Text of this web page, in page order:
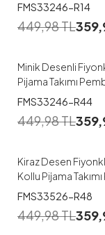
FMS33246-R14
449,98TL
M L XL
Minik Desenli
Pijama Takımı
FMS33246-R44
449,98TL
M L XL
Kiraz Desen
Kollu Pijama
FMS33526-R48
449,98TL
M L XL